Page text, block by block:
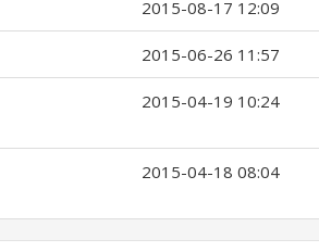
2015-08-17 12:09
2015-06-26 11:57
2015-04-19 10:24
2015-04-18 08:04